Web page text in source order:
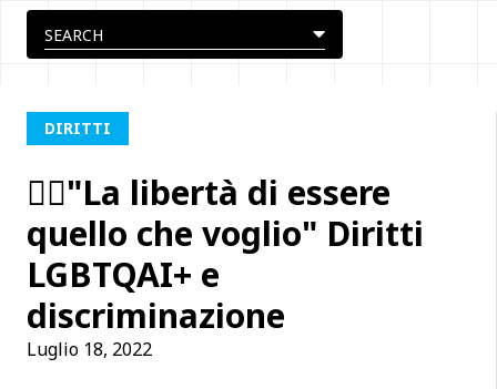
DIRITTI
🏳️‍🌈"La libertà di essere
quello che voglio" Diritti
LGBTQAI+ e
discriminazione
Luglio 18, 2022